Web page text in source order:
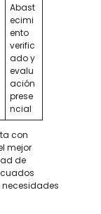
Abast
ecimi
ento
verific
ado y
evalu
ación
prese
ncial
con
mejor
de